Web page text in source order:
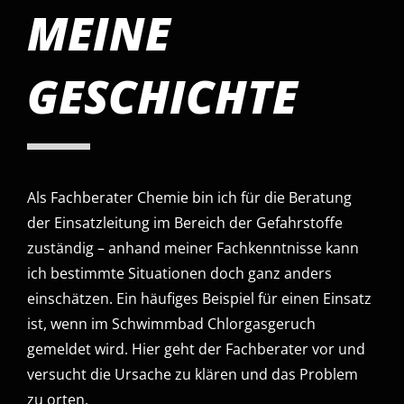
MEINE
GESCHICHTE
Als Fachberater Chemie bin ich für die Beratung
der Einsatzleitung im Bereich der Gefahrstoffe
zuständig – anhand meiner Fachkenntnisse kann
ich bestimmte Situationen doch ganz anders
einschätzen. Ein häufiges Beispiel für einen Einsatz
ist, wenn im Schwimmbad Chlorgasgeruch
gemeldet wird. Hier geht der Fachberater vor und
versucht die Ursache zu klären und das Problem
zu orten.